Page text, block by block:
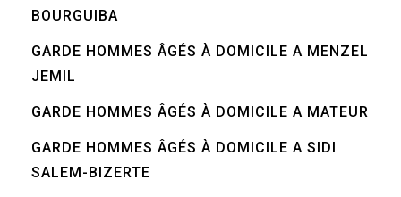
BOURGUIBA
GARDE HOMMES ÂGÉS À DOMICILE A MENZEL
JEMIL
GARDE HOMMES ÂGÉS À DOMICILE A MATEUR
GARDE HOMMES ÂGÉS À DOMICILE A SIDI
SALEM-BIZERTE